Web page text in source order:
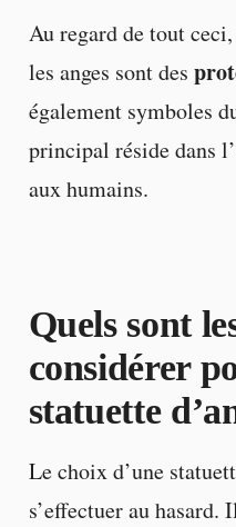
Au regard de tout
les anges sont des
également symboles
principal réside dans
aux humains.
Quels sont
considérer
statuette
Le choix d’une
s’effectuer au